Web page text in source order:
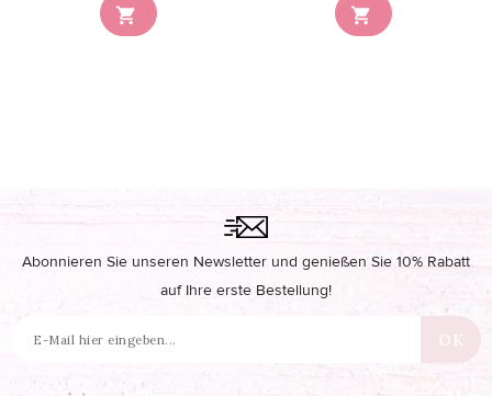
 
Abonnieren Sie unseren Newsletter und genießen Sie 10% Rabatt
auf Ihre erste Bestellung!